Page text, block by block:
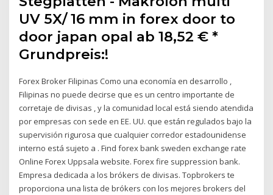
UV 5X/ 16 mm in forex door to
door japan opal ab 18,52 € *
Grundpreis:!
Forex Broker Filipinas Como una economía en desarrollo ,
Filipinas no puede decirse que es un centro importante de
corretaje de divisas , y la comunidad local está siendo atendida
por empresas con sede en EE. UU. que están regulados bajo la
supervisión rigurosa que cualquier corredor estadounidense
interno está sujeto a . Find forex bank sweden exchange rate
Online Forex Uppsala website. Forex fire suppression bank.
Empresa dedicada a los brókers de divisas. Topbrokers te
proporciona una lista de brókers con los mejores brokers del